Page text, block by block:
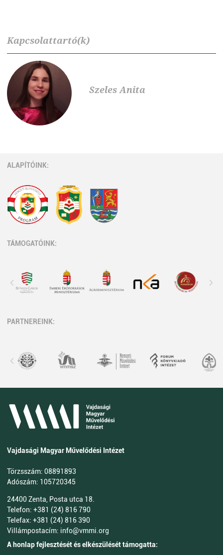
Kapcsolattartó(k)
Szeles Anita
ALAPÍTÓINK:
TÁMOGATÓINK:
PARTNEREINK:
Vajdasági Magyar Művelődési Intézet
Törzsszám: 08891893
Adószám: 105720345
24400 Zenta, Posta utca 18.
Telefon: +381 (24) 816 790
Telefax: +381 (24) 816 390
Villámpostacím: info@vmmi.org
A honlap fejlesztését és elkészülését támogatta: